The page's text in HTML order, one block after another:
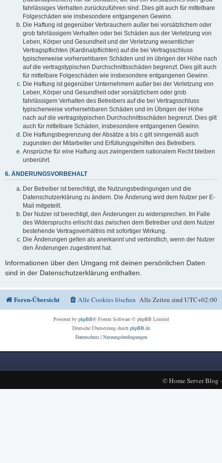
fahrlässiges Verhalten zurückzuführen sind. Dies gilt auch für mittelbare
Folgeschäden wie insbesondere entgangenen Gewinn.
Die Haftung ist gegenüber Verbrauchern außer bei vorsätzlichem oder
grob fahrlässigem Verhalten oder bei Schäden aus der Verletzung von
Leben, Körper und Gesundheit und der Verletzung wesentlicher
Vertragspflichten (Kardinalpflichten) auf die bei Vertragsschluss
typischerweise vorhersehbaren Schäden und im übrigen der Höhe nach
auf die vertragstypischen Durchschnittsschäden begrenzt. Dies gilt auch
für mittelbare Folgeschäden wie insbesondere entgangenen Gewinn.
Die Haftung ist gegenüber Unternehmern außer bei der Verletzung von
Leben, Körper und Gesundheit oder vorsätzlichem oder grob
fahrlässigem Verhalten des Betreibers auf die bei Vertragsschluss
typischerweise vorhersehbaren Schäden und im Übrigen der Höhe
nach auf die vertragstypischen Durchschnittsschäden begrenzt. Dies gilt
auch für mittelbare Schäden, insbesondere entgangenen Gewinn.
Die Haftungsbegrenzung der Absätze a bis c gilt sinngemäß auch
zugunsten der Mitarbeiter und Erfüllungsgehilfen des Betreibers.
Ansprüche für eine Haftung aus zwingendem nationalem Recht bleiben
unberührt.
6. ÄNDERUNGSVORBEHALT
Der Betreiber ist berechtigt, die Nutzungsbedingungen und die
Datenschutzerklärung zu ändern. Die Änderung wird dem Nutzer per E-
Mail mitgeteilt.
Der Nutzer ist berechtigt, den Änderungen zu widersprechen. Im Falle
des Widerspruchs erlischt das zwischen dem Betreiber und dem Nutzer
bestehende Vertragsverhältnis mit sofortiger Wirkung.
Die Änderungen gelten als anerkannt und verbindlich, wenn der Nutzer
den Änderungen zugestimmt hat.
Informationen über den Umgang mit deinen persönlichen Daten
sind in der Datenschutzerklärung enthalten.
Foren-Übersicht Alle Zeiten sindUTC+02:00
Alle Cookies löschen
Powered by phpBB® Forum Software © phpBB Limited
Deutsche Übersetzung durch phpBB.de
Datenschutz| Nutzungsbedingungen
©Home Server Blog